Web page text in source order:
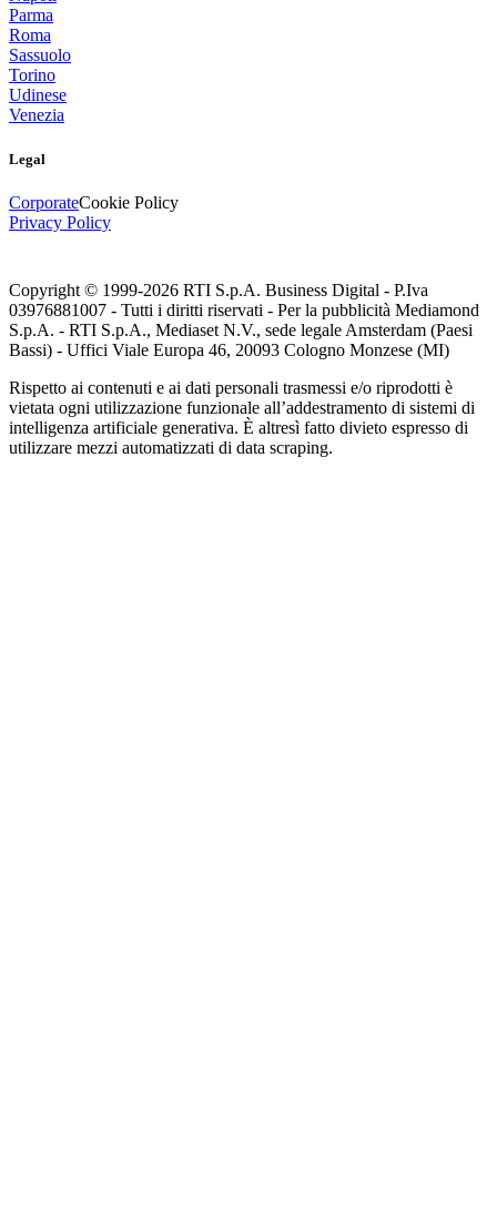
Parma
Roma
Sassuolo
Torino
Udinese
Venezia
Legal
CorporateCookie Policy
Privacy Policy
Copyright © 1999-2026 RTI S.p.A. Business Digital - P.Iva
03976881007 - Tutti i diritti riservati - Per la pubblicità Mediamond
S.p.A. - RTI S.p.A., Mediaset N.V., sede legale Amsterdam (Paesi
Bassi) - Uffici Viale Europa 46, 20093 Cologno Monzese (MI)
Rispetto ai contenuti e ai dati personali trasmessi e/o riprodotti è
vietata ogni utilizzazione funzionale all’addestramento di sistemi di
intelligenza artificiale generativa. È altresì fatto divieto espresso di
utilizzare mezzi automatizzati di data scraping.